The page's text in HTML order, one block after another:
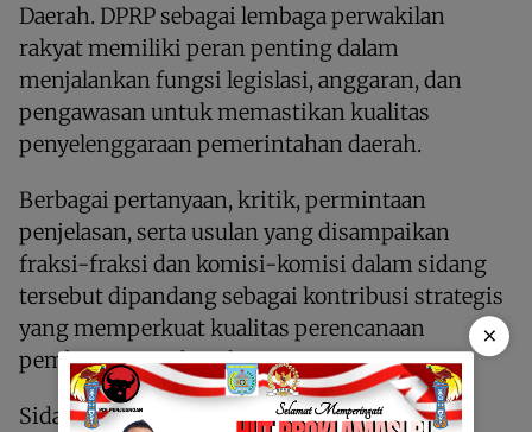
Daerah. DPRP sebagai lembaga perwakilan
rakyat memiliki peran penting dalam
menjalankan fungsi legislasi, anggaran, dan
pengawasan untuk memastikan kualitas
penyelenggaraan pemerintahan daerah.
Berbagai pertanyaan, kritik, permintaan
penjelasan, serta usulan yang disampaikan
fraksi-fraksi dan komisi-komisi dalam sidang
tersebut dipandang sebagai kontribusi strategis
yang memperkuat kualitas perencanaan
pembangunan daerah.
Sidang Paripurna DPR Papua Pegunungan di
×